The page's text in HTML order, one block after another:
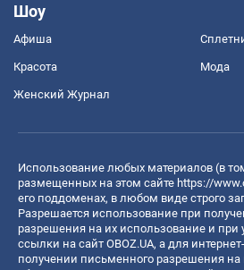
Шоу
Афиша
Красота Мода
Женский Журнал
Использование любых материалов (в
размещенных на этом сайте https://
его поддоменах, в любом виде строго
Разрешается использование при
разрешения на их использование и при
ссылки на сайт OBOZ.UA, а для
получении письменного разрешения на